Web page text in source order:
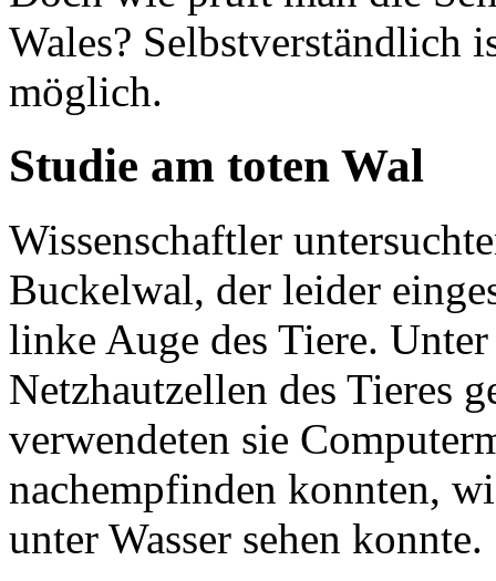
Wales? Selbstverständlich
möglich.
Studie am toten Wal
Wissenschaftler
Buckelwal, der leider
linke Auge des Tiere.
Netzhautzellen des Tieres
verwendeten sie
nachempfinden konnten,
unter Wasser sehen konnte.